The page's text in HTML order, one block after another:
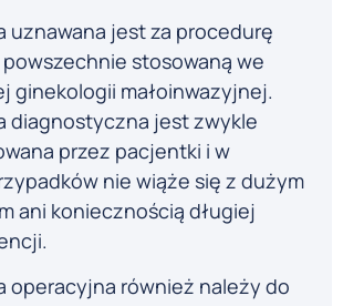
uznawana jest za procedurę
stosowaną we
ginekologii małoinwazyjnej.
diagnostyczna jest zwykle
przez pacjentki i w
nie wiąże się z dużym
ani koniecznością długiej
operacyjna również należy do